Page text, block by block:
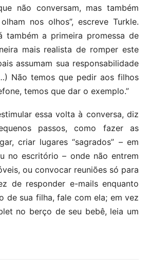
não conversam, mas também
nos olhos”, escreve Turkle.
também a primeira promessa de
mais realista de romper este
assumam sua responsabilidade
Não temos que pedir aos filhos
temos que dar o exemplo.”
essa volta à conversa, diz
passos, como fazer as
criar lugares “sagrados” – em
no escritório – onde não entrem
ou convocar reuniões só para
de responder e-mails enquanto
de sua filha, fale com ela; em vez
no berço de seu bebê, leia um